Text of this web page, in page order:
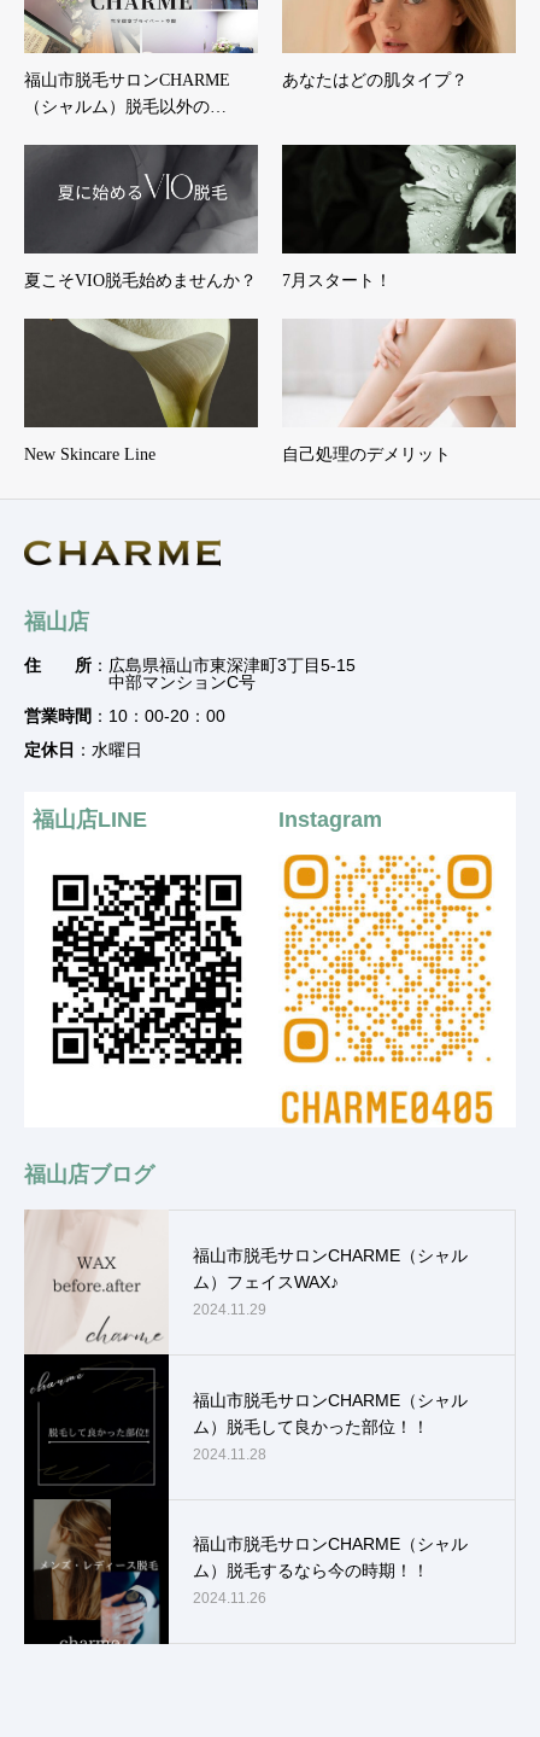
福山市脱毛サロンCHARME
（シャルム）脱毛以外の…
あなたはどの肌タイプ？
夏こそVIO脱毛始めませんか？ 7月スタート！
New Skincare Line 自己処理のデメリット
福山店
住 所 ：広島県福山市東深津町3丁目5-15
中部マンションC号
営業時間 ：10：00-20：00
定休日 ：水曜日
福山店LINE Instagram
福山店ブログ
福山市脱毛サロンCHARME（シャル
ム）フェイスWAX♪
2024.11.29
福山市脱毛サロンCHARME（シャル
ム）脱毛して良かった部位！！
2024.11.28
福山市脱毛サロンCHARME（シャル
ム）脱毛するなら今の時期！！
2024.11.26